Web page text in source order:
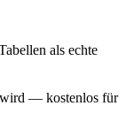
als echte
wird — kostenlos für